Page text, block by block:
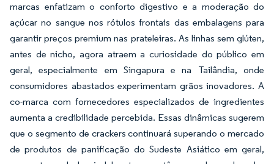
marcas enfatizam o conforto digestivo e a moderação do
açúcar no sangue nos rótulos frontais das embalagens para
garantir preços premium nas prateleiras. As linhas sem glúten,
antes de nicho, agora atraem a curiosidade do público em
geral, especialmente em Singapura e na Tailândia, onde
consumidores abastados experimentam grãos inovadores. A
co-marca com fornecedores especializados de ingredientes
aumenta a credibilidade percebida. Essas dinâmicas sugerem
que o segmento de crackers continuará superando o mercado
de produtos de panificação do Sudeste Asiático em geral,